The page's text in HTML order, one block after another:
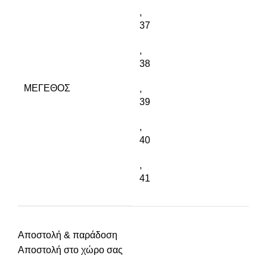
ΜΈΓΕΘΟΣ
,
37
,
38
,
39
,
40
,
41
Αποστολή & παράδοση
Αποστολή στο χώρο σας